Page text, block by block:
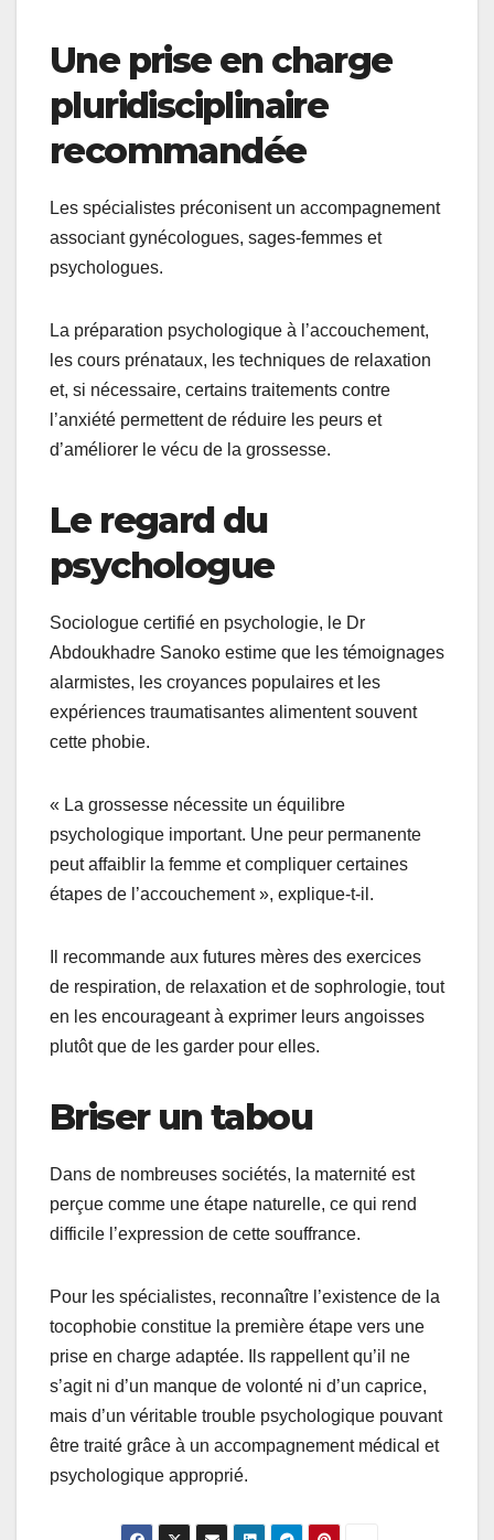
Une prise en charge
pluridisciplinaire
recommandée
Les spécialistes préconisent un accompagnement
associant gynécologues, sages-femmes et
psychologues.
La préparation psychologique à l’accouchement,
les cours prénataux, les techniques de relaxation
et, si nécessaire, certains traitements contre
l’anxiété permettent de réduire les peurs et
d’améliorer le vécu de la grossesse.
Le regard du
psychologue
Sociologue certifié en psychologie, le Dr
Abdoukhadre Sanoko estime que les témoignages
alarmistes, les croyances populaires et les
expériences traumatisantes alimentent souvent
cette phobie.
« La grossesse nécessite un équilibre
psychologique important. Une peur permanente
peut affaiblir la femme et compliquer certaines
étapes de l’accouchement », explique-t-il.
Il recommande aux futures mères des exercices
de respiration, de relaxation et de sophrologie, tout
en les encourageant à exprimer leurs angoisses
plutôt que de les garder pour elles.
Briser un tabou
Dans de nombreuses sociétés, la maternité est
perçue comme une étape naturelle, ce qui rend
difficile l’expression de cette souffrance.
Pour les spécialistes, reconnaître l’existence de la
tocophobie constitue la première étape vers une
prise en charge adaptée. Ils rappellent qu’il ne
s’agit ni d’un manque de volonté ni d’un caprice,
mais d’un véritable trouble psychologique pouvant
être traité grâce à un accompagnement médical et
psychologique approprié.